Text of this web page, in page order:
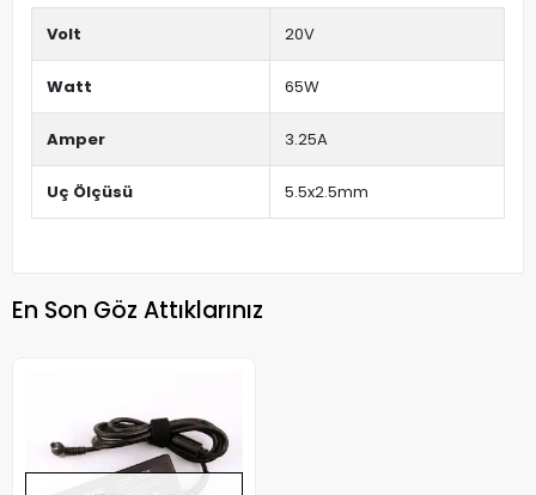
Volt 20V
Watt 65W
Amper 3.25A
Uç Ölçüsü 5.5x2.5mm
En Son Göz Attıklarınız